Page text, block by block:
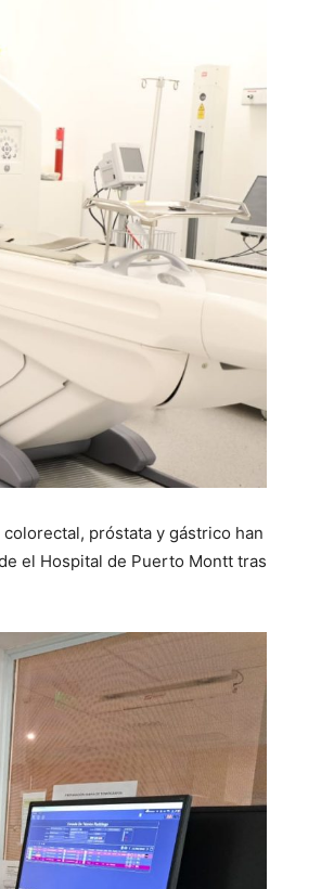
próstata y gástrico han
el Hospital de Puerto Montt tras